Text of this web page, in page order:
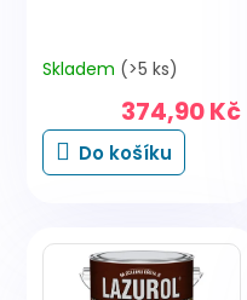
Skladem (>5 ks)
374,90 Kč
Do košíku